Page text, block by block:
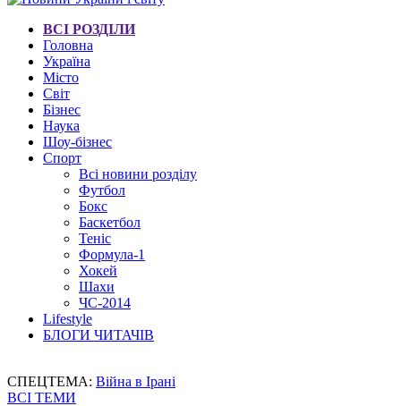
ВСІ РОЗДІЛИ
Головна
Україна
Місто
Світ
Бізнес
Наука
Шоу-бізнес
Спорт
Всі новини розділу
Футбол
Бокс
Баскетбол
Теніс
Формула-1
Хокей
Шахи
ЧС-2014
Lifestyle
БЛОГИ ЧИТАЧІВ
СПЕЦТЕМА: Війна в Ірані
ВСІ ТЕМИ